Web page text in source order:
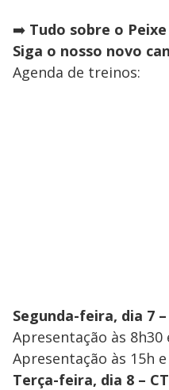
➡️ Tudo sobre o
Siga o nosso novo
Agenda de treinos:
Segunda-feira, dia 7 –
Apresentação às
Apresentação às 15h
Terça-feira, dia 8 –